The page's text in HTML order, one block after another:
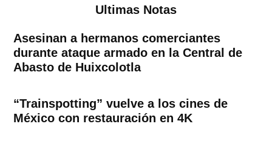
Ultimas Notas
Asesinan a hermanos comerciantes
durante ataque armado en la Central de
Abasto de Huixcolotla
“Trainspotting” vuelve a los cines de
México con restauración en 4K